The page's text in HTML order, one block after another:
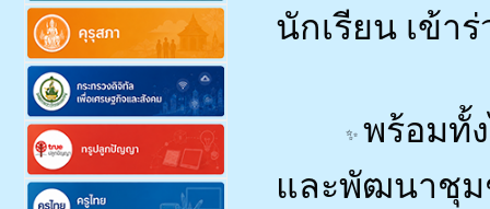
นักเรียน เข้า
พร้อมทั้
และพัฒนาชุม